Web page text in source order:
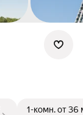
1-комн.от 36